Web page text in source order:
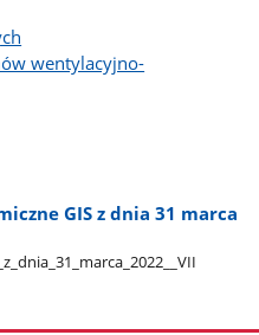
wentylacyjno-
GIS z dnia 31 marca